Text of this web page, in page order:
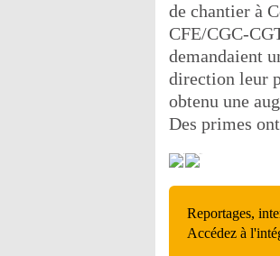
de chantier à
CFE/CGC-
demandaient
direction leur
obtenu une
Des primes
Reportages,
Accédez à